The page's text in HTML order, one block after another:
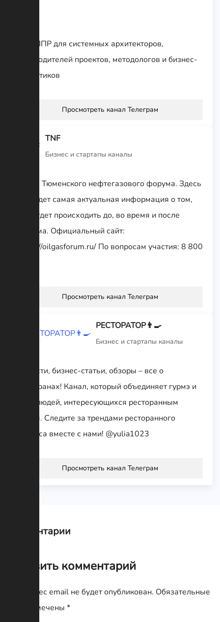
1С СППР для системных архитекторов,
руководителей проектов, методологов и бизнес-
аналитиков
Просмотреть канал Телеграм
TNF
Бизнес и стартапы каналы
Канал Тюменского нефтегазового форума. Здесь
вас ждет самая актуальная информация о том,
что будет происходить до, во время и после
Форума. Официальный сайт:
https://oilgasforum.ru/ По вопросам участия: 8 800
Просмотреть канал Телеграм
РЕСТОРАТОР👨‍🍳
Бизнес и стартапы каналы
Новости, бизнес-статьи, обзоры – все о
ресторанах! Канал, который объединяет гурмэ и
всех людей, интересующихся ресторанным
делом. Следите за трендами ресторанного
бизнеса вместе с нами! @yulia1023
Просмотреть канал Телеграм
Комментарии
Оставить комментарий
Ваш адрес email не будет опубликован. Обязательные
поля помечены *